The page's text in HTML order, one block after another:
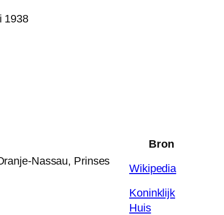
1938
Bron
Nassau, Prinses
Wikipedia
Koninklijk
Huis